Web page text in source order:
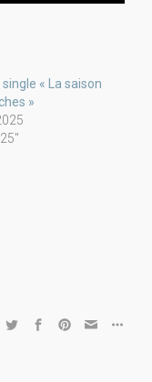
single « La saison
»